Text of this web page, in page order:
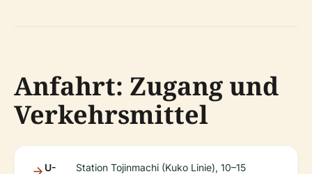
Anfahrt: Zugang und
Verkehrsmittel
U-
Station Tojinmachi (Kuko Linie), 10–15